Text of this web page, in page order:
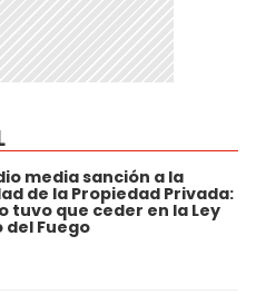
media sanción a la
de la Propiedad Privada:
tuvo que ceder en la Ley
del Fuego